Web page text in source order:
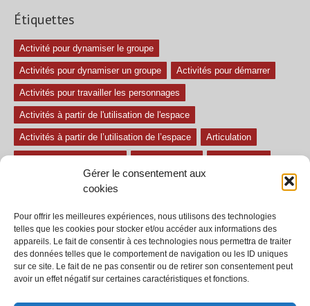
Gérer le consentement aux
cookies
Pour offrir les meilleures expériences, nous utilisons des technologies
telles que les cookies pour stocker et/ou accéder aux informations des
appareils. Le fait de consentir à ces technologies nous permettra de traiter
des données telles que le comportement de navigation ou les ID uniques
sur ce site. Le fait de ne pas consentir ou de retirer son consentement peut
avoir un effet négatif sur certaines caractéristiques et fonctions.
Étiquettes
Activité pour dynamiser le groupe
Activités pour dynamiser un groupe Activités pour démarrer
Activités pour travailler les personnages
Activités à partir de l'utilisation de l'espace
Activités à partir de l’utilisation de l’espace Articulation
Exercices difficiles
Le regard et la voix Pièce pour enfant Sans paroles
Secondaire séances tous les exercices
Tous les exercices de théâtre